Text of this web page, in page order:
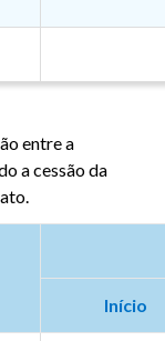
entre a
a cessão da
Início